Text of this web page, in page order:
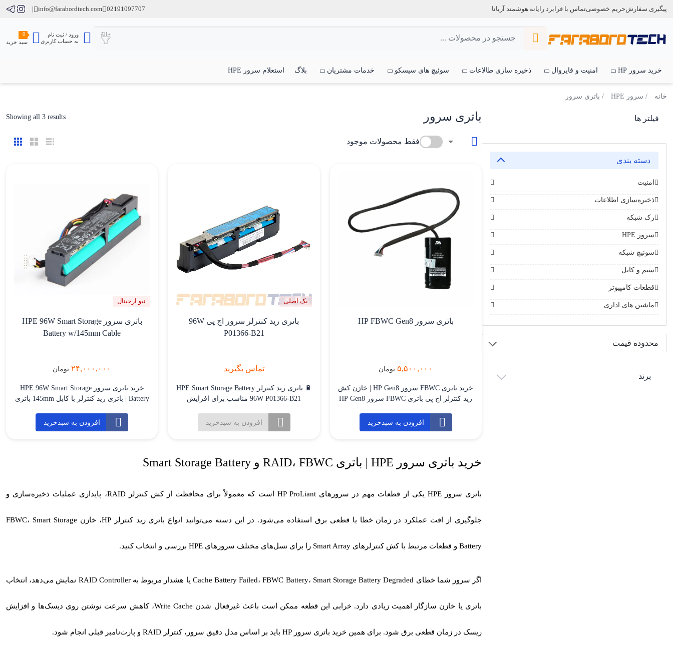
پیگیری سفارشحریم خصوصیتماس با فرابرد رایانه هوشمند آریانا 02191097707
info@farabordtech.com
ورود / ثبت نام
به حساب کاربری
0
سبد خرید
خرید سرور HP امنیت و فایروال ذخیره سازی طالاعات سوئیچ های سیسکو خدمات مشتریان بلاگ استعلام سرور HPE
خانه / سرور HPE / باتری سرور
فیلتر ها
دسته بندی
امنیت
ذخیره‌سازی اطلاعات
رک شبکه
سرور HPE
سوئیچ شبکه
سیم و کابل
قطعات کامپیوتر
ماشین های اداری
محدوده قیمت
برند
باتری سرور Showing all 3 results
فقط محصولات موجود
باتری سرور HP FBWC Gen8
۵,۵۰۰,۰۰۰ تومان
خرید باتری FBWC سرور HP Gen8 | خازن کش
رید کنترلر اچ پی باتری FBWC سرور HP Gen8
8 است که برای محافظت از اطلاعات موجود
[…]
افزودن به سبدخرید
پک اصلی
باتری رید کنترلر سرور اچ پی 96W
P01366-B21
تماس بگیرید
🔋 باتری رید کنترلر HPE Smart Storage Battery
96W P01366-B21 مناسب برای افزایش
مدل P01366-B21 یک قطعه حیاتی برای
برق، داده‌های در حال انتقال را […]
افزودن به سبدخرید
نیو ارجینال
باتری سرور HPE 96W Smart Storage
Battery w/145mm Cable
۲۴,۰۰۰,۰۰۰ تومان
خرید باتری سرور HPE 96W Smart Storage
Battery | باتری رید کنترلر با کابل 145mm باتری
145mm Cable یکی از قطعات مهم در
می‌شود. این قطعه یک باتری لیتیوم‌یونی […]
افزودن به سبدخرید
خرید باتری سرور HPE | باتری RAID، FBWC و Smart Storage Battery
باتری سرور HPE یکی از قطعات مهم در سرورهای HP ProLiant است که معمولاً برای محافظت از کش کنترلر RAID، پایداری عملیات ذخیره‌سازی و
جلوگیری از افت عملکرد در زمان خطا یا قطعی برق استفاده می‌شود. در این دسته می‌توانید انواع باتری رید کنترلر HP ،خازن FBWC ، Smart Storage
Battery و قطعات مرتبط با کش کنترلرهای Smart Array را برای نسل‌های مختلف سرورهای HPE بررسی و انتخاب کنید.
اگر سرور شما خطای Cache Battery Failed،FBWC Battery، Smart Storage Battery Degraded یا هشدار مربوط به RAID Controller نمایش می‌دهد، انتخاب
باتری یا خازن سازگار اهمیت زیادی دارد. خرابی این قطعه ممکن است باعث غیرفعال شدن Write Cache، کاهش سرعت نوشتن روی دیسک‌ها و افزایش
ریسک در زمان قطعی برق شود. برای همین خرید باتری سرور HP باید بر اساس مدل دقیق سرور، کنترلر RAID و پارت‌نامبر قبلی انجام شود.